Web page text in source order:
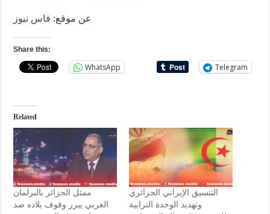
عن موقع: فاس نيوز
Share this:
WhatsApp Telegram
Related
ممثل الجزائر بالبرلمان
العربي يبرر وقوف بلاده ضد
التنسيق الإيراني الجزائري
وتهديد الوحدة الترابية